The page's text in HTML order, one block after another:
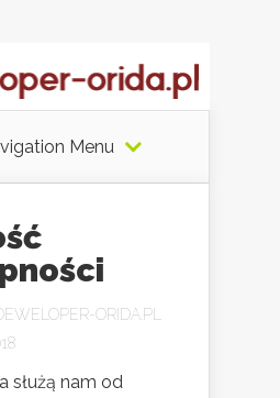
Menu
ORIDA.PL
służą nam od